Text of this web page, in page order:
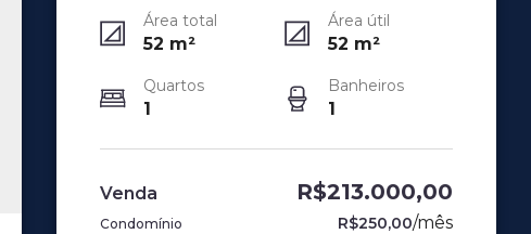
Área total
52 m²
Área útil
52 m²
Quartos
1
Banheiros
1
Venda R$213.000,00
Condomínio R$250,00/mês